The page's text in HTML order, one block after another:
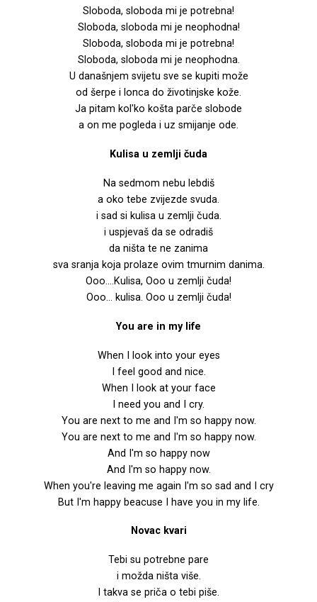
Sloboda, sloboda mi je potrebna!
Sloboda, sloboda mi je neophodna!
Sloboda, sloboda mi je potrebna!
Sloboda, sloboda mi je neophodna.
U današnjem svijetu sve se kupiti može
od šerpe i lonca do životinjske kože.
Ja pitam kol'ko košta parče slobode
a on me pogleda i uz smijanje ode.
Kulisa u zemlji čuda
Na sedmom nebu lebdiš
a oko tebe zvijezde svuda.
i sad si kulisa u zemlji čuda.
i uspjevaš da se odradiš
da ništa te ne zanima
sva sranja koja prolaze ovim tmurnim danima.
Ooo….Kulisa, Ooo u zemlji čuda!
Ooo… kulisa. Ooo u zemlji čuda!
You are in my life
When I look into your eyes
I feel good and nice.
When I look at your face
I need you and I cry.
You are next to me and I'm so happy now.
You are next to me and I'm so happy now.
And I'm so happy now
And I'm so happy now.
When you're leaving me again I'm so sad and I cry
But I'm happy beacuse I have you in my life.
Novac kvari
Tebi su potrebne pare
i možda ništa više.
I takva se priča o tebi piše.